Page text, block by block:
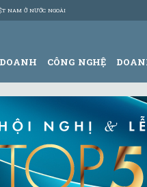
NAM Ở NƯỚC NGOÀI
CÔNG NGHỆ